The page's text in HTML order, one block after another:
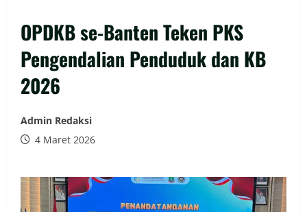
OPDKB se-Banten Teken PKS
Pengendalian Penduduk dan KB
2026
Admin Redaksi
4 Maret 2026